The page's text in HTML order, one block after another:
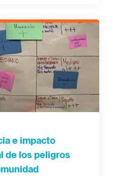
e impacto
de los peligros